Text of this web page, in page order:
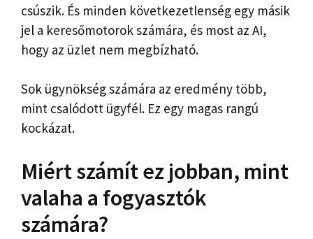
csúszik. És minden következetlenség egy másik
jel a keresőmotorok számára, és most az AI,
hogy az üzlet nem megbízható.
Sok ügynökség számára az eredmény több,
mint csalódott ügyfél. Ez egy magas rangú
kockázat.
Miért számít ez jobban, mint
valaha a fogyasztók
számára?